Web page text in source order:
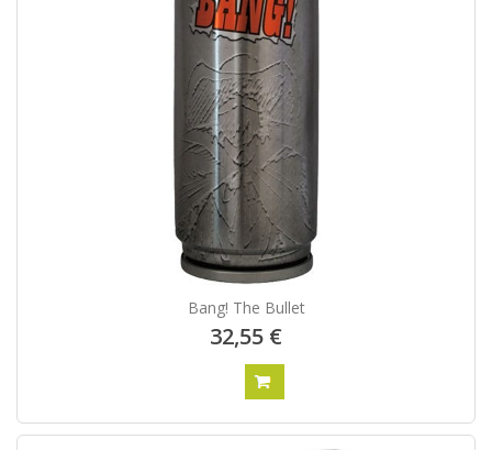
Bang! The Bullet
32,55 €